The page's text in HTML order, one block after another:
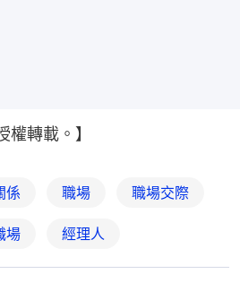
權轉載。】
係 職場 職場交際
場 經理人